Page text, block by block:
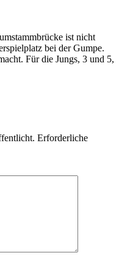
ist nicht
bei der Gumpe.
Für die Jungs, 3 und 5,
Erforderliche